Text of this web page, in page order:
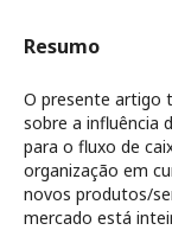
Resumo
O presente artigo
sobre a influência
para o fluxo de
organização em
novos produtos/
mercado está